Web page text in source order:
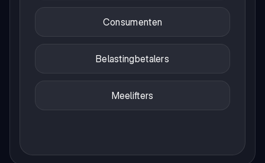
Consumenten
Belastingbetalers
Meelifters